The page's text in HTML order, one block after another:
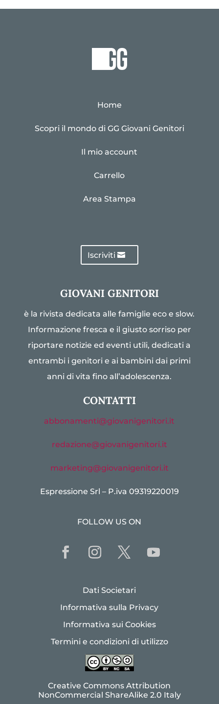
Home
Scopri il mondo di GG Giovani Genitori
Il mio account
Carrello
Area Stampa
Iscriviti
GIOVANI GENITORI
è la rivista dedicata alle famiglie eco e slow.
Informazione fresca e il giusto sorriso per
riportare notizie ed eventi utili, dedicati a
entrambi i genitori e ai bambini dai primi
anni di vita fino all’adolescenza.
CONTATTI
abbonamenti@giovanigenitori.it
redazione@giovanigenitori.it
marketing@giovanigenitori.it
Espressione Srl – P.iva 09319220019
FOLLOW US ON
Dati Societari
Informativa sulla Privacy
Informativa sui Cookies
Termini e condizioni di utilizzo
Creative Commons Attribution
NonCommercial ShareAlike 2.0 Italy